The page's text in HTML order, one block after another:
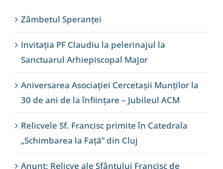
Zâmbetul Speranței
Invitația PF Claudiu la pelerinajul la
Sanctuarul Arhiepiscopal Major
Aniversarea Asociației Cercetașii Munților la
30 de ani de la înființare – Jubileul ACM
Relicvele Sf. Francisc primite în Catedrala
„Schimbarea la Față” din Cluj
Anunț: Relicve ale Sfântului Francisc de